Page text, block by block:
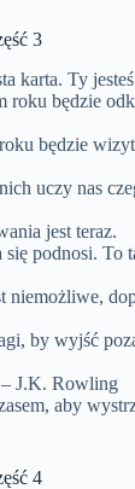
3
karta. Ty
będzie
będzie
uczy nas
jest teraz.
się podnosi. To
niemożliwe,
by wyjść
J.K. Rowling
aby
4